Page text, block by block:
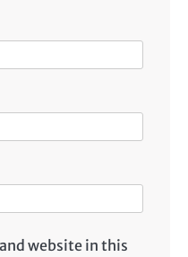
website in this